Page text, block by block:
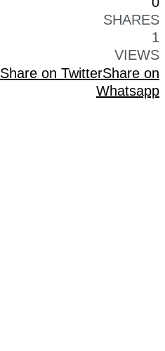
SHARES
1
VIEWS
Share on TwitterShare on
Whatsapp